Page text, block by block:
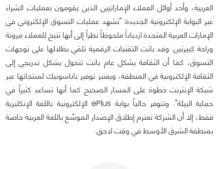
العربية، وأحد أوائل العملاء الإماراتيين الذين يقومون بعمليات الشراء
عبر البوابة الإلكترونية الجديدة: "تشهد عمليات التسوق الإلكتروني في
الإمارات العربية المتحدة ازدياداً ملحوظاً نظراً إلى أنها تتيح للعملاء مرونة
وراحة كبيرتين. وقد باتت التقنيات الرقمية تلقي بظلالها على توجهات
التسوق، كما أن الثقافة بشكل عام باتت تتحول بشكل تدريجي إلى
الثقافة الإلكترونية في المنطقة، ويعتبر توفير باناسونيك لمنتجاتها عبر
شبكة الإنترنت خطوة على المسار الصحيح كما أنها تساعد كثيراً في
حماية البيئة". وتتوفر حالياً بوابة ePlus الإلكترونية باللغة الإنكليزية
فقط، إلا أن الشركة تعتزم إطلاق الإصدار الموسّع باللغة العربية خاصة
بمنطقة الشرق الأوسط في وقت لاحق.